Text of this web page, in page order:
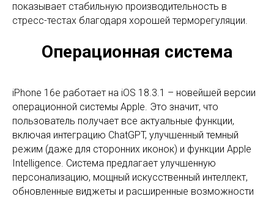
показывает стабильную производительность в
стресс-тестах благодаря хорошей терморегуляции.
Операционная система
iPhone 16e работает на iOS 18.3.1 – новейшей версии
операционной системы Apple. Это значит, что
пользователь получает все актуальные функции,
включая интеграцию ChatGPT, улучшенный темный
режим (даже для сторонних иконок) и функции Apple
Intelligence. Система предлагает улучшенную
персонализацию, мощный искусственный интеллект,
обновленные виджеты и расширенные возможности